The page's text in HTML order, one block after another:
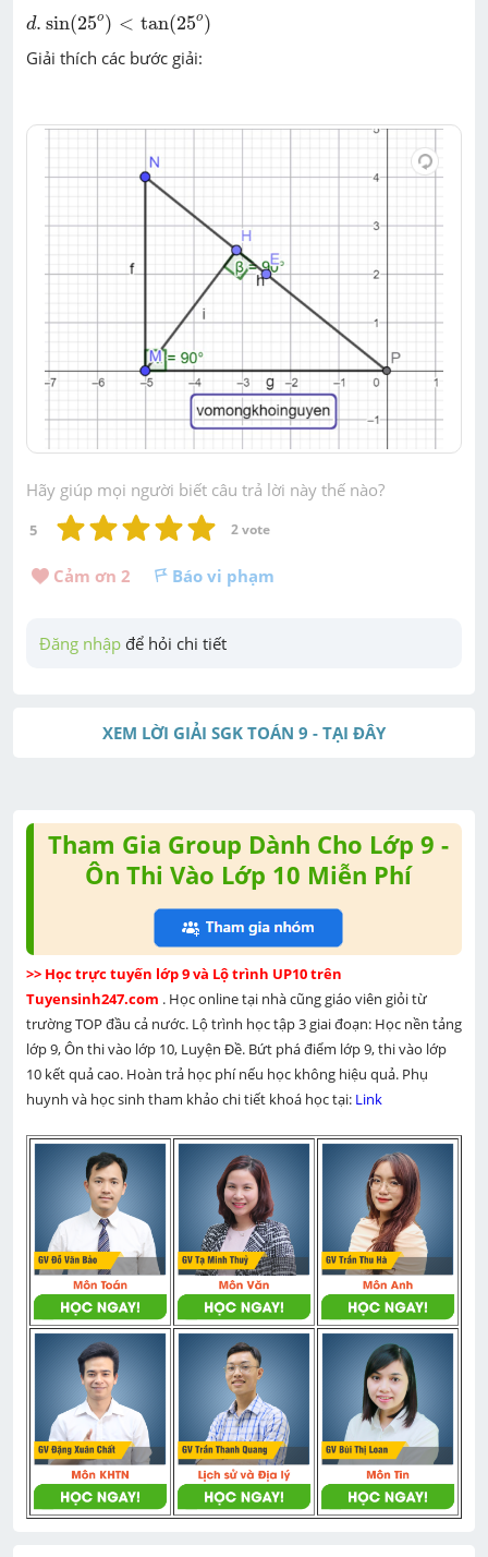
d. sin(25o) < tan(25o)
d sin(25o tan(25o)
Giải thích các bước giải:
Hãy giúp mọi người biết câu trả lời này thế nào?
5 2 vote
Cảm ơn 2 Báo vi phạm
Đăng nhập để hỏi chi tiết
XEM LỜI GIẢI SGK TOÁN 9 - TẠI ĐÂY
Tham Gia Group Dành Cho Lớp 9 -
Ôn Thi Vào Lớp 10 Miễn Phí
>> Học trực tuyến lớp 9 và Lộ trình UP10 trên
Tuyensinh247.com . Học online tại nhà cũng giáo viên giỏi từ
trường TOP đầu cả nước. Lộ trình học tập 3 giai đoạn: Học nền tảng
lớp 9, Ôn thi vào lớp 10, Luyện Đề. Bứt phá điểm lớp 9, thi vào lớp
10 kết quả cao. Hoàn trả học phí nếu học không hiệu quả. Phụ
huynh và học sinh tham khảo chi tiết khoá học tại: Link